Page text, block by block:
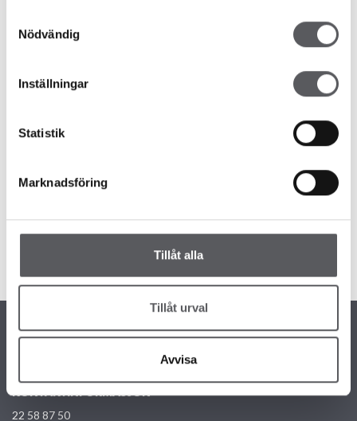
Nödvändig
Inställningar
Statistik
Marknadsföring
Tillåt alla
Tillåt urval
Avvisa
Messer Nyheter
MØT OSS PÅ BOLIGMESSEN I TRONDHEIM
7 år siden
KONTAKTINFORMASJON
22 58 87 50